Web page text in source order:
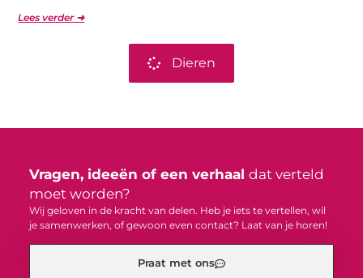
Lees verder ➜
Dieren
Vragen, ideeën of een verhaal dat verteld
moet worden?
Wij geloven in de kracht van delen. Heb je iets te vertellen, wil
je samenwerken, of gewoon even contact? Laat van je horen!
Praat met ons